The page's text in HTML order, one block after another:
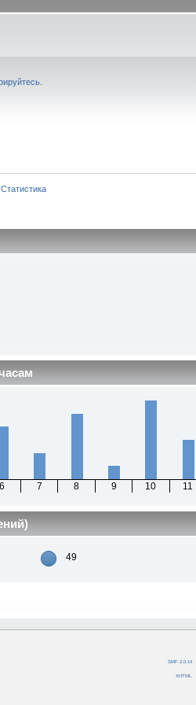
Статистика
6 7 8 9 10 11
49
SMF 2.0.14
XHTML